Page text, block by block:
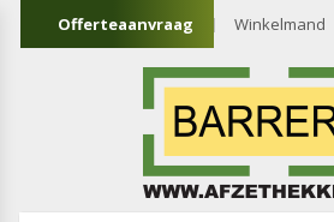
Offerteaanvraag Winkelmand